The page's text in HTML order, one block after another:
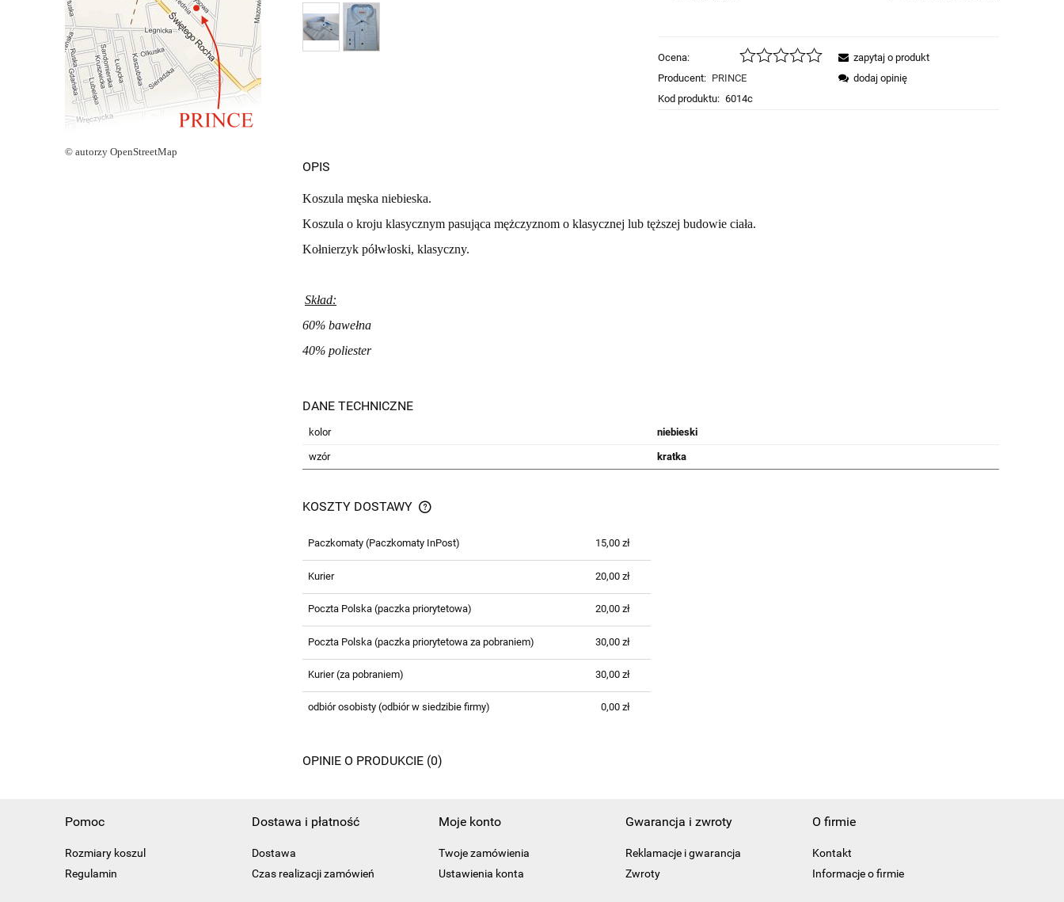
© autorzy OpenStreetMap
Ocena:
Producent: PRINCE
Kod produktu: 6014c
zapytaj o produkt
dodaj opinię
OPIS
Koszula męska niebieska.
Koszula o kroju klasycznym pasująca mężczyznom o klasycznej lub tęższej budowie ciała.
Kołnierzyk półwłoski, klasyczny.
Skład:
60% bawełna
40% poliester
DANE TECHNICZNE
kolor niebieski
wzór kratka
KOSZTY DOSTAWY
CENA NIE ZAWIERA EWENTUALNYCH
KOSZTÓW PŁATNOŚCI
Paczkomaty(Paczkomaty InPost) 15,00 zł
Kurier 20,00 zł
Poczta Polska (paczka priorytetowa) 20,00 zł
Poczta Polska (paczka priorytetowa za pobraniem) 30,00 zł
Kurier (za pobraniem) 30,00 zł
odbiór osobisty(odbiór w siedzibie firmy) 0,00 zł
OPINIE O PRODUKCIE (0)
Pomoc
Rozmiary koszul
Regulamin
Dostawa i płatność
Dostawa
Czas realizacji zamówień
Moje konto
Twoje zamówienia
Ustawienia konta
Gwarancja i zwroty
Reklamacje i gwarancja
Zwroty
O firmie
Kontakt
Informacje o firmie